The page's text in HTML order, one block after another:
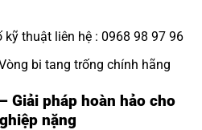
kỹ thuật liên hệ : 0968 98 97 96
bi tang trống chính hãng
Giải pháp hoàn hảo cho
nặng